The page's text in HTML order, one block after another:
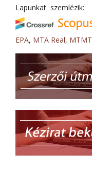
Lapunkat szemlézik:
EPA, MTA Real, MTMT